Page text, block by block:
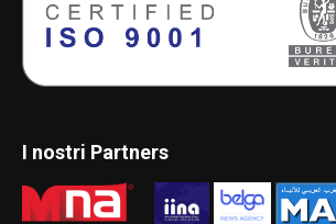
I nostri Partners